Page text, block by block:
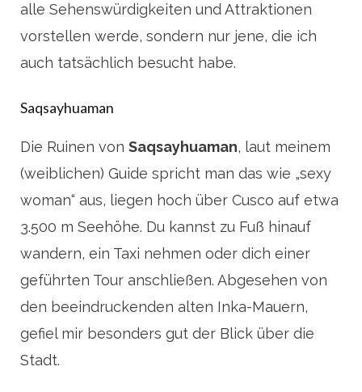
alle Sehenswürdigkeiten und Attraktionen
vorstellen werde, sondern nur jene, die ich
auch tatsächlich besucht habe.
Saqsayhuaman
Die Ruinen von Saqsayhuaman, laut meinem
(weiblichen) Guide spricht man das wie „sexy
woman“ aus, liegen hoch über Cusco auf etwa
3.500 m Seehöhe. Du kannst zu Fuß hinauf
wandern, ein Taxi nehmen oder dich einer
geführten Tour anschließen. Abgesehen von
den beeindruckenden alten Inka-Mauern,
gefiel mir besonders gut der Blick über die
Stadt.